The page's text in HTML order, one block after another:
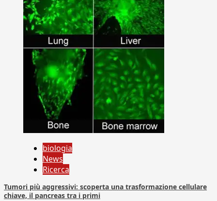
biologia
News
Ricerca
Tumori più aggressivi: scoperta una trasformazione cellulare
chiave, il pancreas tra i primi